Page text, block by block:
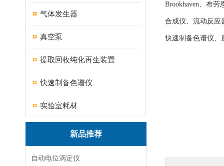
气体发生器
真空泵
提取回收纯化再生装置
快速制备色谱仪
实验室耗材
新品推荐
自动电位滴定仪
Brookhaven、布
合成仪、流动反应
快速制备色谱仪、